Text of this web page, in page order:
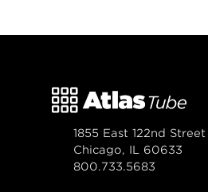
1855 East 122nd Street
Chicago, IL 60633
800.733.5683